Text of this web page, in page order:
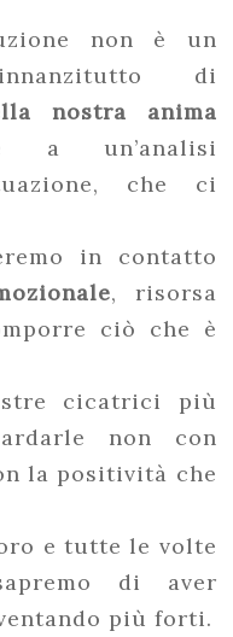
non è un
di
nostra anima
a un’analisi
che ci
in contatto
, risorsa
ciò che è
cicatrici più
non con
la positività che
e tutte le volte
di aver
più forti.